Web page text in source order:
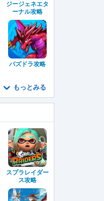
ジージェネエタ
ーナル攻略
パズドラ攻略
もっとみる
スプラレイダー
ス攻略